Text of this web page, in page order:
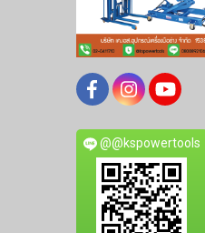
@@kspowertools